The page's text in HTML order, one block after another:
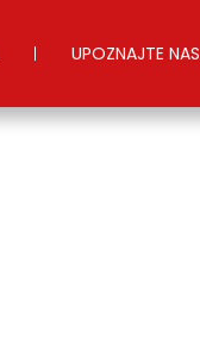
UPOZNAJTE NAS